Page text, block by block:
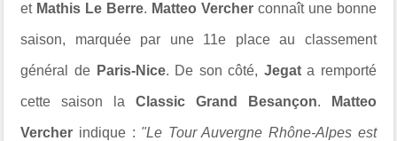
et Mathis Le Berre. Matteo Vercherconnaît une bonne
saison, marquée par une 11e place au classement
général de Paris-Nice. De son côté, Jegata remporté
cette saison la Classic Grand Besançon. Matteo
Vercher indique : "Le Tour Auvergne Rhône-Alpes est